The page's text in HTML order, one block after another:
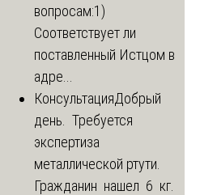
вопросам:1)
Соответствует ли
поставленный Истцом в
адре...
КонсультацияДобрый
день. Требуется
экспертиза
металлической ртути.
Гражданин нашел 6 кг.